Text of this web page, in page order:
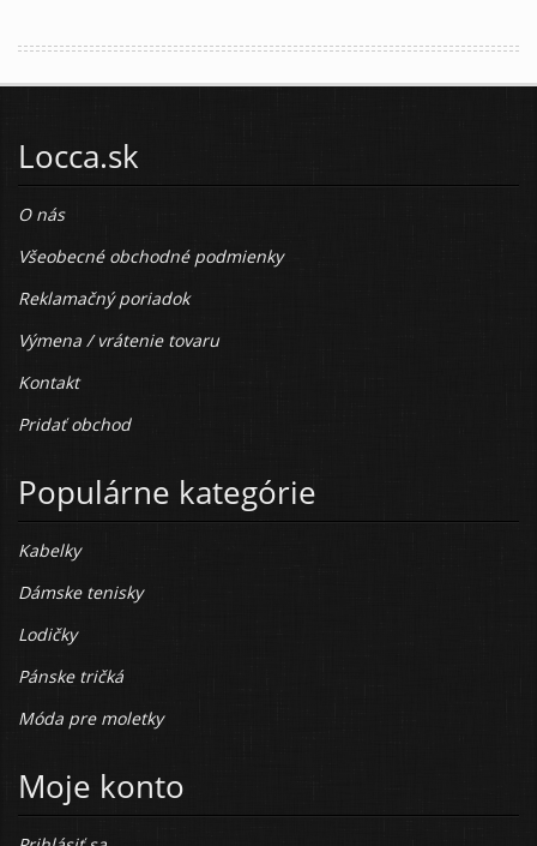
Locca.sk
O nás
Všeobecné obchodné podmienky
Reklamačný poriadok
Výmena / vrátenie tovaru
Kontakt
Pridať obchod
Populárne kategórie
Kabelky
Dámske tenisky
Lodičky
Pánske tričká
Móda pre moletky
Moje konto